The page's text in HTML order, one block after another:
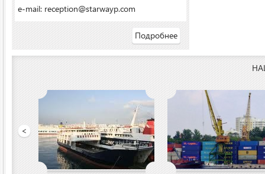
e-mail: reception@starwayp.com
Подробнее
<
ООО «Якутский речной